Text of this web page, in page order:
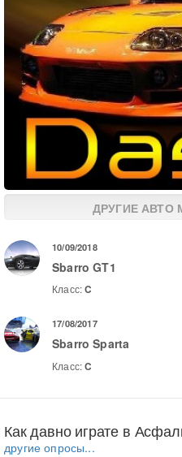
ДРУГИЕ АВТО
10/09/2018
Sbarro GT1
Класс:C
17/08/2017
Sbarro Sparta
Класс:C
Как давно играте в
другие опросы...